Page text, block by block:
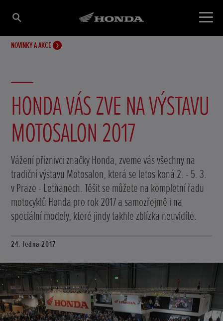
NOVINKY A AKCE
HONDA VÁS ZVE NA VÝSTAVU
MOTOSALON 2017
Vážení příznivci značky Honda, zveme vás všechny na
tradiční výstavu Motosalon, která se letos koná 2. - 5. 3.
v Praze - Letňanech. Těšit se můžete na kompletní řadu
motocyklů Honda pro rok 2017 a samozřejmě i na
speciální modely, které jindy takhle zblízka neuvidíte.
24. ledna 2017